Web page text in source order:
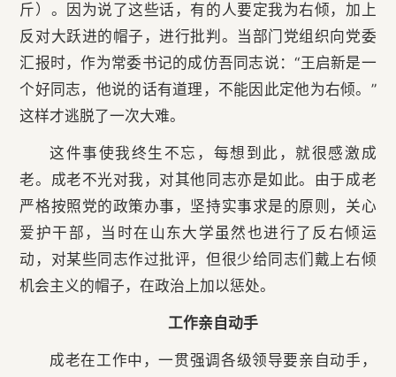
斤）。因为说了这些话，有的人要定我为右倾，加上
反对大跃进的帽子，进行批判。当部门党组织向党委
汇报时，作为常委书记的成仿吾同志说：“王启新是一
个好同志，他说的话有道理，不能因此定他为右倾。”
这样才逃脱了一次大难。
这件事使我终生不忘，每想到此，就很感激成
老。成老不光对我，对其他同志亦是如此。由于成老
严格按照党的政策办事，坚持实事求是的原则，关心
爱护干部，当时在山东大学虽然也进行了反右倾运
动，对某些同志作过批评，但很少给同志们戴上右倾
机会主义的帽子，在政治上加以惩处。
工作亲自动手
成老在工作中，一贯强调各级领导要亲自动手，